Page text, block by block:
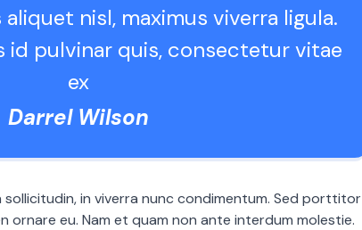
nisl, maximus viverra ligula.
id pulvinar quis, consectetur vitae
ex
Darrel Wilson
sollicitudin, in viverra nunc condimentum. Sed porttitor
ornare eu. Nam et quam non ante interdum molestie.